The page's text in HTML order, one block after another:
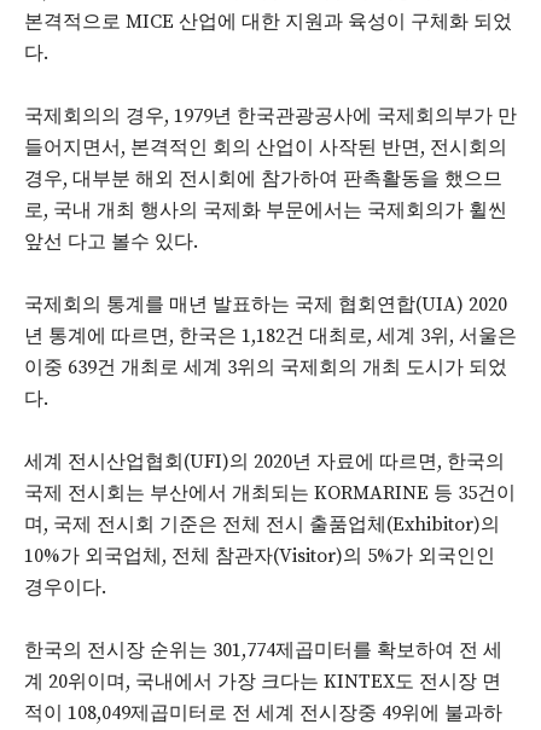
본격적으로 MICE 산업에 대한 지원과 육성이 구체화 되었
다.
국제회의의 경우, 1979년 한국관광공사에 국제회의부가 만
들어지면서, 본격적인 회의 산업이 사작된 반면, 전시회의
경우, 대부분 해외 전시회에 참가하여 판촉활동을 했으므
로, 국내 개최 행사의 국제화 부문에서는 국제회의가 휠씬
앞선 다고 볼수 있다.
국제회의 통계를 매년 발표하는 국제 협회연합(UIA) 2020
년 통계에 따르면, 한국은 1,182건 대최로, 세계 3위, 서울은
이중 639건 개최로 세계 3위의 국제회의 개최 도시가 되었
다.
세계 전시산업협회(UFI)의 2020년 자료에 따르면, 한국의
국제 전시회는 부산에서 개최되는 KORMARINE 등 35건이
며, 국제 전시회 기준은 전체 전시 출품업체(Exhibitor)의
10%가 외국업체, 전체 참관자(Visitor)의 5%가 외국인인
경우이다.
한국의 전시장 순위는 301,774제곱미터를 확보하여 전 세
계 20위이며, 국내에서 가장 크다는 KINTEX도 전시장 면
적이 108,049제곱미터로 전 세계 전시장중 49위에 불과하